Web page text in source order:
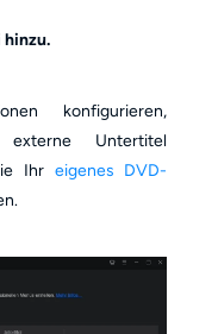
hinzu.
konfigurieren,
Untertitel
Ihr eigenes DVD-